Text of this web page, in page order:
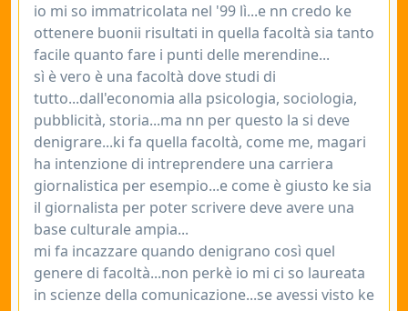
io mi so immatricolata nel '99 lì...e nn credo ke
ottenere buonii risultati in quella facoltà sia tanto
facile quanto fare i punti delle merendine...
sì è vero è una facoltà dove studi di
tutto...dall'economia alla psicologia, sociologia,
pubblicità, storia...ma nn per questo la si deve
denigrare...ki fa quella facoltà, come me, magari
ha intenzione di intreprendere una carriera
giornalistica per esempio...e come è giusto ke sia
il giornalista per poter scrivere deve avere una
base culturale ampia...
mi fa incazzare quando denigrano così quel
genere di facoltà...non perkè io mi ci so laureata
in scienze della comunicazione...se avessi visto ke